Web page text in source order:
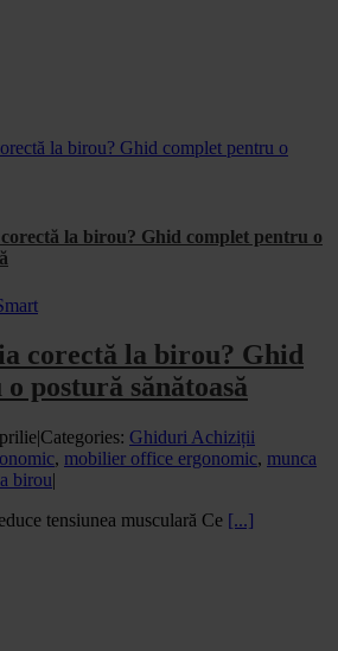
la birou? Ghid complet pentru o
la birou? Ghid complet pentru o
corectă la birou? Ghid
postură sănătoasă
|Categories: Ghiduri Achiziții
, mobilier office ergonomic, munca
birou|
tensiunea musculară Ce [...]